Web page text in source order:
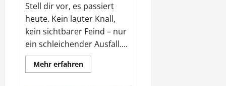
Stell dir vor, es passiert
heute. Kein lauter Knall,
kein sichtbarer Feind – nur
ein schleichender Ausfall....
Mehr erfahrenMehr
Informationen